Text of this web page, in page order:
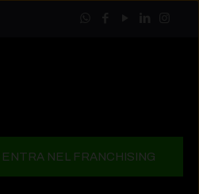
ENTRA NEL FRANCHISING